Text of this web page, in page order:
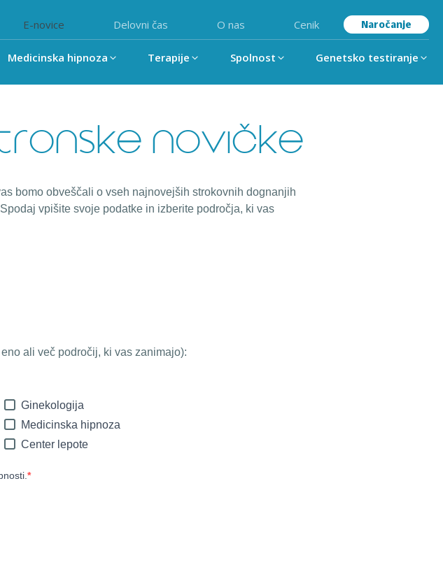
E-novice Delovni čas O nas Cenik Naročanje
Medicinska hipnoza Terapije Spolnost Genetsko testiranje
novičke
bomo obveščali o vseh najnovejših strokovnih dognanjih
vpišite svoje podatke in izberite področja, ki vas
ali več področij, ki vas zanimajo):
Ginekologija
Medicinska hipnoza
Center lepote